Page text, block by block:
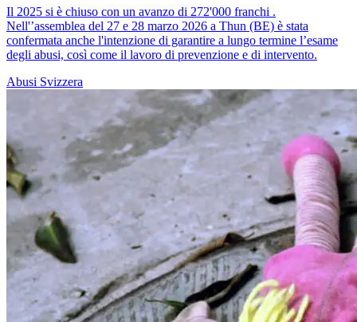
Il 2025 si è chiuso con un avanzo di 272'000 franchi .
Nell'’assemblea del 27 e 28 marzo 2026 a Thun (BE) è stata
confermata anche l'intenzione di garantire a lungo termine l’esame
degli abusi, così come il lavoro di prevenzione e di intervento.
Abusi Svizzera